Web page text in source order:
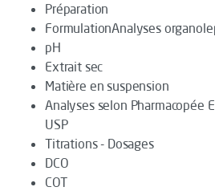
Préparation
FormulationAnalyses
pH
Extrait sec
Matière en suspension
Analyses selon Pharmacopée
USP
Titrations - Dosages
DCO
COT